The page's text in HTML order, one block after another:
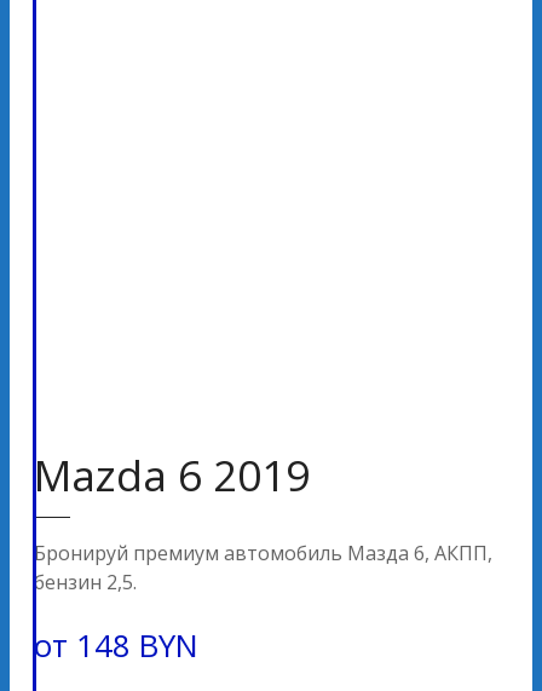
Mazda 6 2019
Бронируй премиум автомобиль Мазда 6, АКПП,
бензин 2,5.
от 148 BYN